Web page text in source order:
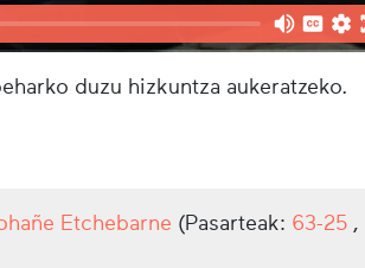
duzu hizkuntza aukeratzeko.
Etchebarne (Pasarteak: 63-25 ,